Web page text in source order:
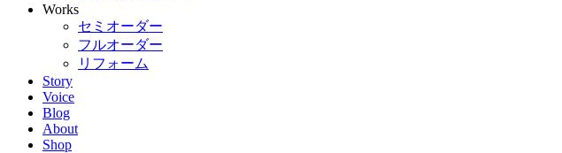
Works
セミオーダー
フルオーダー
リフォーム
Story
Voice
Blog
About
Shop